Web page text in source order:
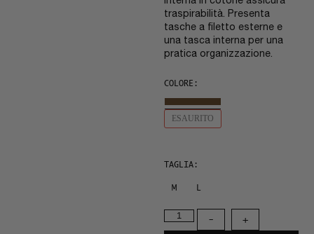
traspirabilità. Presenta
tasche a filetto esterne e
una tasca interna per una
pratica organizzazione.
COLORE:
ESAURITO
TAGLIA:
M L
-
+